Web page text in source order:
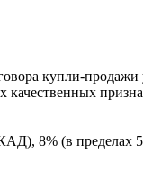
купли-продажи
8% (в